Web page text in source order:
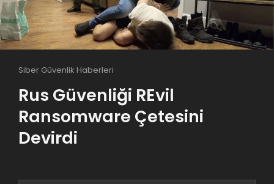
Siber Güvenlik Haberleri
Rus Güvenliği REvil
Ransomware Çetesini
Devirdi